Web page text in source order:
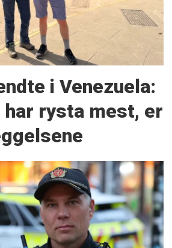
i Venezuela:
har rysta mest, er